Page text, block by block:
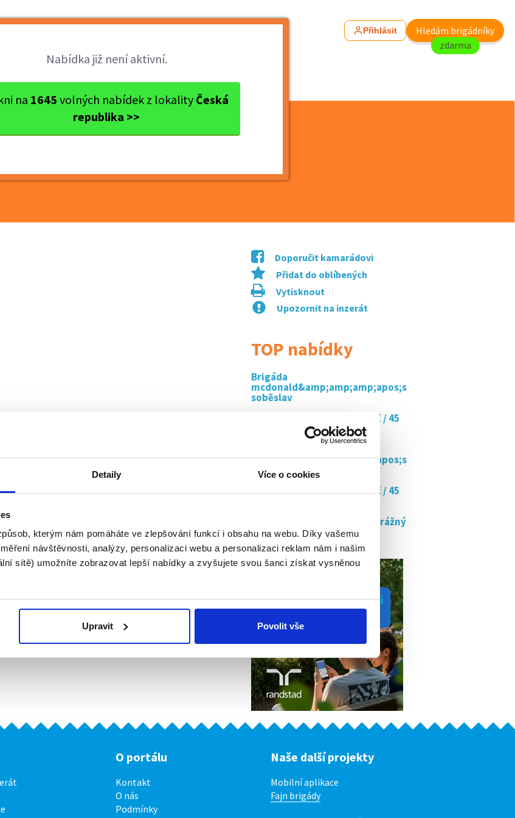
Detaily Více o cookies
kterým nám pomáháte ve zlepšování funkcí i obsahu na webu. Díky vašemu
návštěvnosti, analýzy, personalizaci webu a personalizaci reklam nám i našim
sítě) umožníte zobrazovat lepší nabídky a zvyšujete svou šanci získat vysněnou
Upravit Povolit vše
Přihlásit
Hledám brigádníky
zdarma
Nabídka již není aktivní.
na 1645 volných nabídek z lokality Česká
republika >>
Tábor KFC TÁBOR DT HLEDÁ POSILU N...
POSILU NA RANNÍ
POMĚR)!
Doporučit kamarádovi
Přidat do oblíbených
Vytisknout
Upozornit na inzerát
TOP nabídky
Brigáda
mcdonald&amp;amp;amp;apos;s
soběslav
Doučujte s námi až za 350 kč / 45
mcdonald&amp;amp;amp;apos;s
soběslav
Doučujte s námi až za 350 kč / 45
Pracovník ostrahy retail, strážný
od...
O portálu
Kontakt
O nás
Podmínky
Naše další projekty
Mobilní aplikace
Fajn brigády